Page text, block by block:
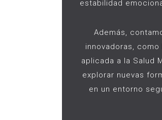
estabilidad
Además,
innovadoras, como
aplicada a la Salud
explorar nuevas
en un entorno